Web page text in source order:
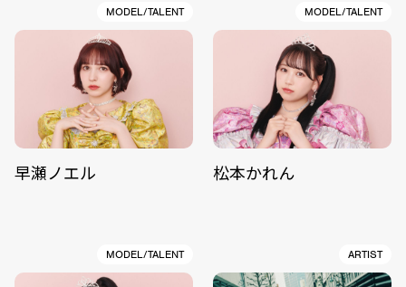
MODEL/TALENT
早瀬ノエル
MODEL/TALENT
松本かれん
MODEL/TALENT ARTIST